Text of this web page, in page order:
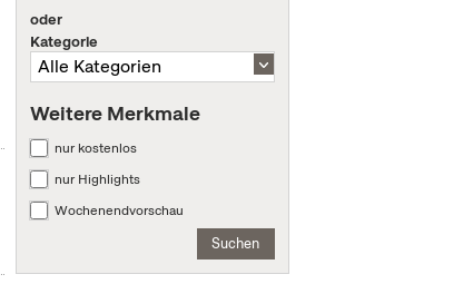
oder
Kategorie
Weitere Merkmale
nur kostenlos
nur Highlights
Wochenendvorschau
Suchen